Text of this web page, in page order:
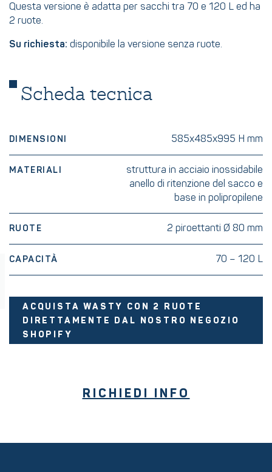
Questa versione è adatta per sacchi tra 70 e 120 L ed ha
2 ruote.
Su richiesta: disponibile la versione senza ruote.
Scheda tecnica
DIMENSIONI 585x485x995 H mm
MATERIALI
struttura in acciaio inossidabile
anello di ritenzione del sacco e
base in polipropilene
RUOTE 2 piroettanti Ø 80 mm
CAPACITÀ 70 – 120 L
ACQUISTA WASTY CON 2 RUOTE
DIRETTAMENTE DAL NOSTRO NEGOZIO
SHOPIFY
RICHIEDI INFO